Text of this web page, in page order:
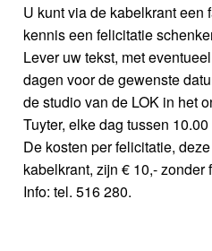
U kunt via de kabelkrant een
kennis een felicitatie
Lever uw tekst, met
dagen voor de gewenste
de studio van de LOK in het
Tuyter, elke dag tussen
De kosten per felicitatie,
kabelkrant, zijn € 10,- zonder
Info: tel. 516 280.